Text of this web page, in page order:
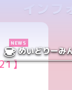
めいどりーみ
インフ
NEWS
】